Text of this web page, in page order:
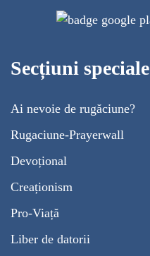
Secțiuni speciale
Ai nevoie de rugăciune?
Rugaciune-Prayerwall
Devoțional
Creaționism
Pro-Viață
Liber de datorii